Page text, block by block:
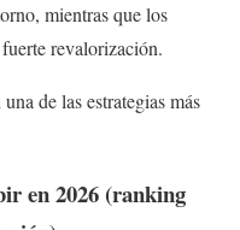
mientras que los
revalorización.
de las estrategias más
en 2026 (ranking